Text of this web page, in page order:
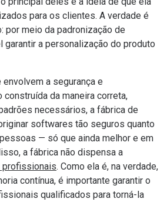
para os clientes. A verdade é
por meio da padronização de
a personalização do produto
a segurança e
construída da maneira correta,
necessários, a fábrica de
softwares tão seguros quanto
— só que ainda melhor e em
a fábrica não dispensa a
profissionais. Como ela é, na verdade,
contínua, é importante garantir o
qualificados para torná-la